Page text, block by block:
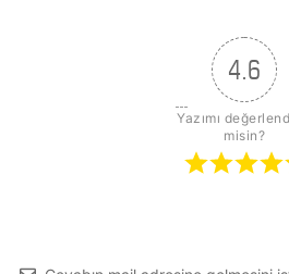
4.6
Yazımı
misin?